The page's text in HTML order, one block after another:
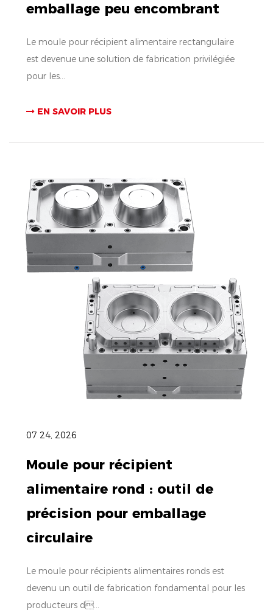
emballage peu encombrant
Le moule pour récipient alimentaire rectangulaire
est devenue une solution de fabrication privilégiée
pour les...
EN SAVOIR PLUS
07 24, 2026
Moule pour récipient
alimentaire rond : outil de
précision pour emballage
circulaire
Le moule pour récipients alimentaires ronds est
devenu un outil de fabrication fondamental pour les
producteurs d...